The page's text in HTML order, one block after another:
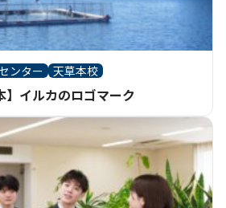
ンター 天草本校
】イルカのロゴマーク